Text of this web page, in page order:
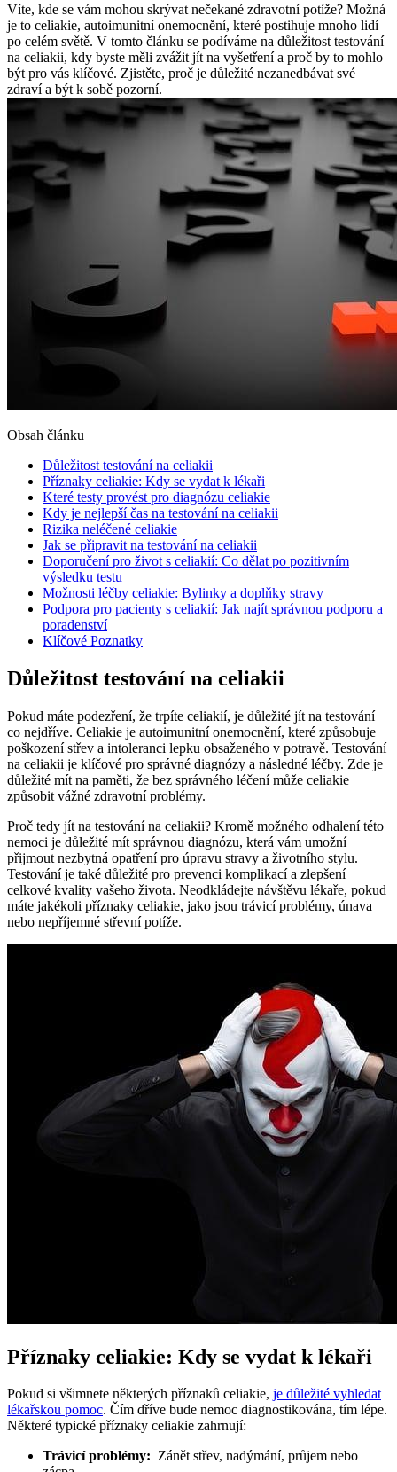
Víte, kde⁢ se vám mohou‌ skrývat nečekané ‍zdravotní potíže? Možná
je to celiakie,⁤ autoimunitní onemocnění,⁢ které postihuje ‍mnoho lidí
po celém světě. V tomto článku⁤ se podíváme na důležitost testování
na celiakii, kdy byste měli zvážit jít na ‍vyšetření‌ a proč by ⁣to ‍mohlo‍
být pro vás klíčové. Zjistěte,‍ proč ‍je důležité nezanedbávat ⁢své
zdraví ⁤a být k ‍sobě pozorní.
Obsah článku
Důležitost testování ‌na celiakii
Příznaky celiakie: Kdy se vydat k lékaři
Které testy provést pro⁣ diagnózu celiakie
Kdy‍ je nejlepší čas na testování na celiakii
Rizika neléčené celiakie
Jak se připravit na testování na celiakii
Doporučení pro ‍život⁢ s⁢ celiakií: Co dělat po pozitivním
výsledku testu
Možnosti léčby ​celiakie:‌ Bylinky a⁤ doplňky stravy
Podpora ⁤pro pacienty s celiakií: Jak najít správnou⁣ podporu a
poradenství
Klíčové ⁤Poznatky
Důležitost testování ‌na celiakii
Pokud máte podezření, že trpíte celiakií, je důležité jít na testování
co nejdříve. Celiakie⁤ je autoimunitní onemocnění, které způsobuje
poškození střev a intoleranci lepku obsaženého​ v potravě. Testování
na celiakii je klíčové pro‌ správné diagnózy ‌a následné léčby. Zde je
důležité mít na paměti, že bez správného léčení může celiakie⁢
způsobit vážné zdravotní problémy.
Proč tedy jít na testování na celiakii? Kromě možného odhalení této
‍nemoci ⁣je důležité mít správnou diagnózu, která vám umožní
přijmout nezbytná opatření pro úpravu ⁤stravy ​a životního stylu.
Testování je také důležité pro​ prevenci⁤ komplikací a ⁣zlepšení
⁣celkové kvality vašeho života. Neodkládejte návštěvu lékaře, pokud
máte jakékoli příznaky celiakie, jako jsou trávicí problémy, únava
nebo nepříjemné střevní potíže.
Příznaky celiakie: Kdy se vydat k lékaři
Pokud si všimnete některých příznaků celiakie, je důležité vyhledat
lékařskou pomoc.⁣ Čím dříve⁣ bude nemoc diagnostikována, tím lépe.‍
Některé typické příznaky⁤ celiakie zahrnují:
Trávicí problémy: ‍ Zánět střev, nadýmání,⁣ průjem nebo